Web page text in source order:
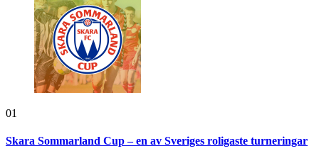
01
Skara Sommarland Cup – en av Sveriges roligaste turneringar